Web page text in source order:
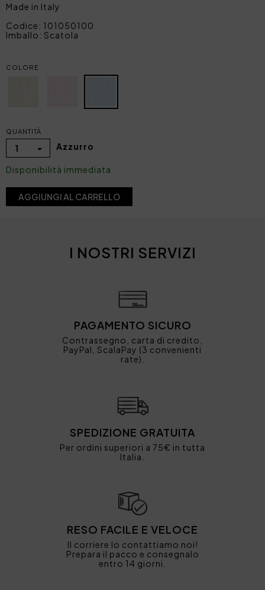
Made in Italy
Codice: 101050100
Imballo: Scatola
COLORE
QUANTITÀ
1 Azzurro
Disponibilità immediata
AGGIUNGI AL CARRELLO
I NOSTRI SERVIZI
PAGAMENTO SICURO
Contrassegno, carta di credito,
PayPal, ScalaPay (3 convenienti
rate).
SPEDIZIONE GRATUITA
Per ordini superiori a 75€ in tutta
Italia.
RESO FACILE E VELOCE
Il corriere lo contattiamo noi!
Prepara il pacco e consegnalo
entro 14 giorni.